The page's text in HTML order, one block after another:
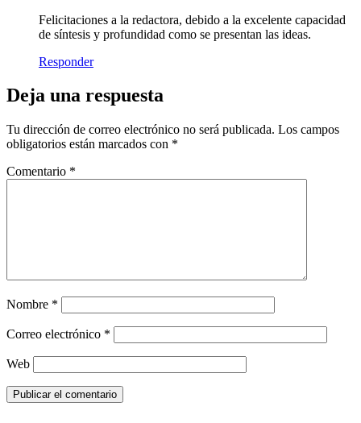
Felicitaciones a la redactora, debido a la excelente capacidad
de síntesis y profundidad como se presentan las ideas.
Responder
Deja una respuesta
Tu dirección de correo electrónico no será publicada. Los campos
obligatorios están marcados con *
Comentario *
Nombre *
Correo electrónico *
Web